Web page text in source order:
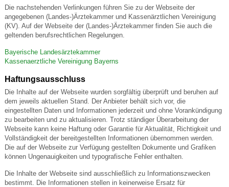
Die nachstehenden Verlinkungen führen Sie zu der Webseite der
angegebenen (Landes-)Ärztekammer und Kassenärztlichen Vereinigung
(KV). Auf der Webseite der (Landes-)Ärztekammer finden Sie auch die
geltenden berufsrechtlichen Regelungen.
Bayerische Landesärztekammer
Kassenaerztliche Vereinigung Bayerns
Haftungsausschluss
Die Inhalte auf der Webseite wurden sorgfältig überprüft und beruhen auf
dem jeweils aktuellen Stand. Der Anbieter behält sich vor, die
eingestellten Daten und Informationen jederzeit und ohne Vorankündigung
zu bearbeiten und zu aktualisieren. Trotz ständiger Überarbeitung der
Webseite kann keine Haftung oder Garantie für Aktualität, Richtigkeit und
Vollständigkeit der bereitgestellten Informationen übernommen werden.
Die auf der Webseite zur Verfügung gestellten Dokumente und Grafiken
können Ungenauigkeiten und typografische Fehler enthalten.
Die Inhalte der Webseite sind ausschließlich zu Informationszwecken
bestimmt. Die Informationen stellen in keinerweise Ersatz für